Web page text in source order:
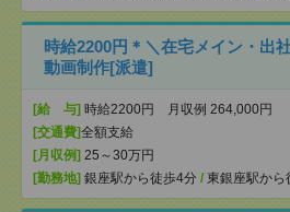
時給2200円＊＼在宅メイン・出
動画制作[派遣]
[給 与] 時給2200円 月収例 264,000円
[交通費]全額支給
[月収例] 25～30万円
[勤務地] 銀座駅から徒歩4分 / 東銀座駅から